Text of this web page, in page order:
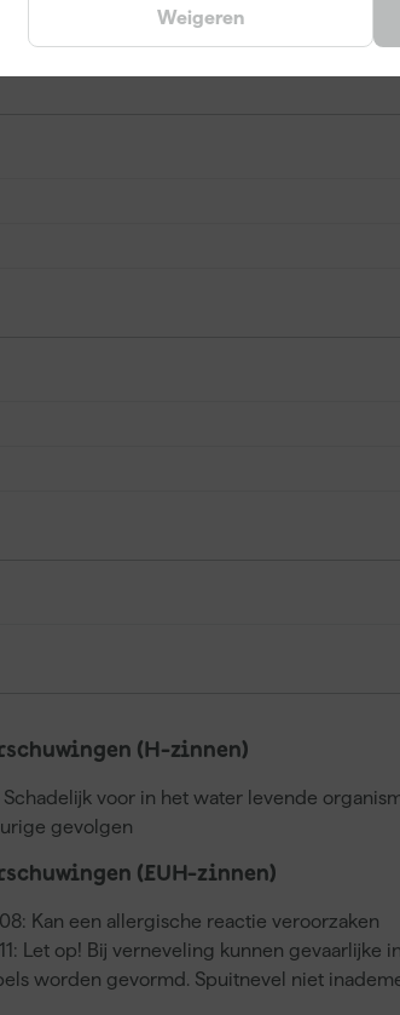
Weigeren Airless
(H-zinnen)
Schadelijk voor in het water levende
gevolgen
(EUH-zinnen)
Kan een allergische reactie veroorzaken
Let op! Bij verneveling kunnen gevaarlijke
worden gevormd. Spuitnevel niet